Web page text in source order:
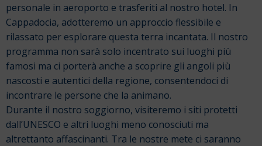
personale in aeroporto e trasferiti al nostro hotel. In
Cappadocia, adotteremo un approccio flessibile e
rilassato per esplorare questa terra incantata. Il nostro
programma non sarà solo incentrato sui luoghi più
famosi ma ci porterà anche a scoprire gli angoli più
nascosti e autentici della regione, consentendoci di
incontrare le persone che la animano.
Durante il nostro soggiorno, visiteremo i siti protetti
dall’UNESCO e altri luoghi meno conosciuti ma
altrettanto affascinanti. Tra le nostre mete ci saranno